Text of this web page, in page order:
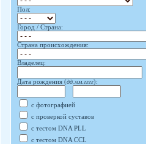
Пол:
Город / Страна:
Страна происхождения:
Владелец:
Дата рождения (дд.мм.гггг):
с фотографией
с проверкой суставов
с тестом DNA PLL
с тестом DNA CCL